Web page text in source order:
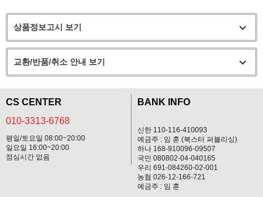
상품정보고시 보기
교환/반품/취소 안내 보기
CS CENTER
010-3313-6768
평일/토요일 08:00~20:00
일요일 16:00~20:00
점심시간 없음
BANK INFO
신한 110-116-410093
예금주 : 임 훈 (북스터 퍼블리싱)
하나 168-910096-09507
국민 080802-04-040165
우리 691-084260-02-001
농협 026-12-166-721
예금주 : 임 훈